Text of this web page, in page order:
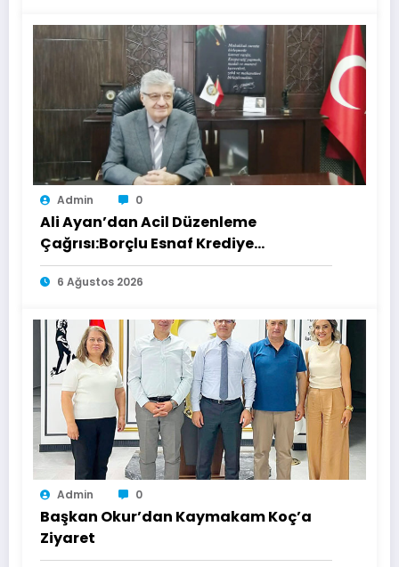
Admin 0
Ali Ayan’dan Acil Düzenleme
Çağrısı:Borçlu Esnaf Krediye
Ulaşamıyor
6 Ağustos 2026
Admin 0
Başkan Okur’dan Kaymakam Koç’a
Ziyaret